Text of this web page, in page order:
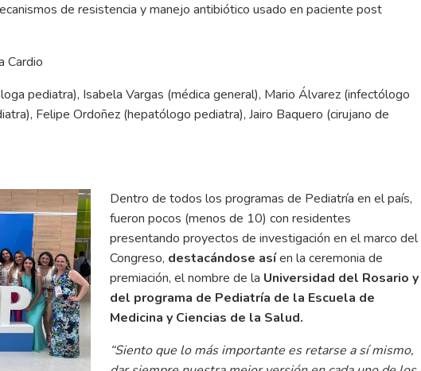
de resistencia y manejo antibiótico usado en paciente post
Cardio
pediatra), Isabela Vargas (médica general), Mario Álvarez (infectólogo
Felipe Ordoñez (hepatólogo pediatra), Jairo Baquero (cirujano de
Dentro de todos los programas de Pediatría en el país,
fueron pocos (menos de 10) con residentes
presentando proyectos de investigación en el marco del
Congreso, destacándose asíen la ceremonia de
premiación, el nombre de la Universidad del Rosario y
del programa de Pediatría de la Escuela de
Medicina y Ciencias de la Salud.
“Siento que lo más importante es retarse a sí mismo,